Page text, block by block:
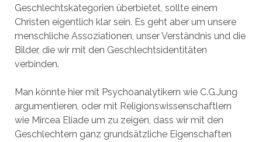
Geschlechtskategorien überbietet, sollte einem
Christen eigentlich klar sein. Es geht aber um unsere
menschliche Assoziationen, unser Verständnis und die
Bilder, die wir mit den Geschlechtsidentitäten
verbinden.
Man könnte hier mit Psychoanalytikern wie C.G.Jung
argumentieren, oder mit Religionswissenschaftlern
wie Mircea Eliade um zu zeigen, dass wir mit den
Geschlechtern ganz grundsätzliche Eigenschaften